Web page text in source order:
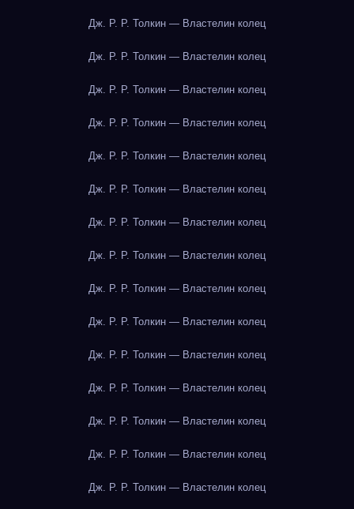
Дж. Р. Р. Толкин — Властелин колец
Дж. Р. Р. Толкин — Властелин колец
Дж. Р. Р. Толкин — Властелин колец
Дж. Р. Р. Толкин — Властелин колец
Дж. Р. Р. Толкин — Властелин колец
Дж. Р. Р. Толкин — Властелин колец
Дж. Р. Р. Толкин — Властелин колец
Дж. Р. Р. Толкин — Властелин колец
Дж. Р. Р. Толкин — Властелин колец
Дж. Р. Р. Толкин — Властелин колец
Дж. Р. Р. Толкин — Властелин колец
Дж. Р. Р. Толкин — Властелин колец
Дж. Р. Р. Толкин — Властелин колец
Дж. Р. Р. Толкин — Властелин колец
Дж. Р. Р. Толкин — Властелин колец